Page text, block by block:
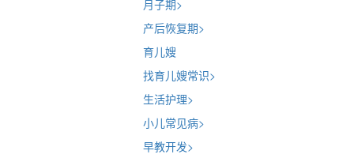
月子期>
产后恢复期>
育儿嫂
找育儿嫂常识>
生活护理>
小儿常见病>
早教开发>